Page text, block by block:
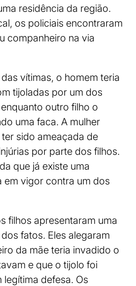
residência da região.
os policiais encontraram
companheiro na via
vítimas, o homem teria
tijoladas por um dos
outro filho o
uma faca. A mulher
sido ameaçada de
por parte dos filhos.
que já existe uma
em vigor contra um dos
filhos apresentaram uma
fatos. Eles alegaram
da mãe teria invadido o
e que o tijolo foi
legítima defesa. Os